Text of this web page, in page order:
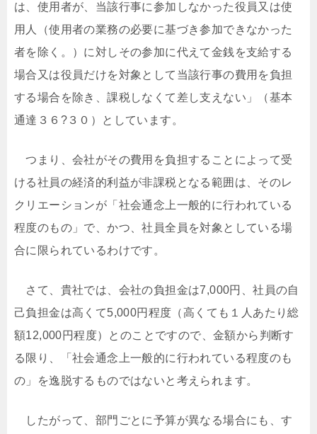
は、使用者が、当該行事に参加しなかった役員又は使
用人（使用者の業務の必要に基づき参加できなかった
者を除く。）に対しその参加に代えて金銭を支給する
場合又は役員だけを対象として当該行事の費用を負担
する場合を除き、課税しなくて差し支えない」（基本
通達３６?３０）としています。
つまり、会社がその費用を負担することによって受
ける社員の経済的利益が非課税となる範囲は、そのレ
クリエーションが「社会通念上一般的に行われている
程度のもの」で、かつ、社員全員を対象としている場
合に限られているわけです。
さて、貴社では、会社の負担金は7,000円、社員の自
己負担金は高くて5,000円程度（高くても１人あたり総
額12,000円程度）とのことですので、金額から判断す
る限り、「社会通念上一般的に行われている程度のも
の」を逸脱するものではないと考えられます。
したがって、部門ごとに予算が異なる場合にも、す